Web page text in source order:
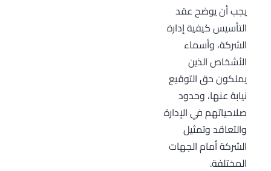
يجب أن يوضح عقد
التأسيس كيفية إدارة
الشركة، وأسماء
الأشخاص الذين
يملكون حق التوقيع
نيابة عنها، وحدود
صلاحياتهم في الإدارة
والتعاقد وتمثيل
الشركة أمام الجهات
المختلفة.